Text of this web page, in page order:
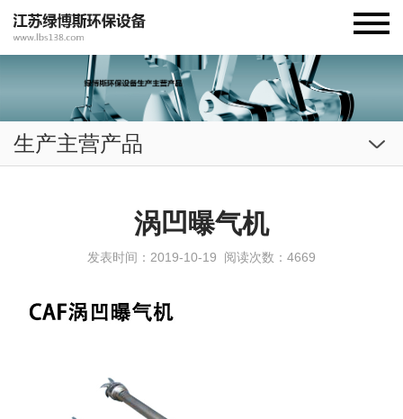
生产主营产品
涡凹曝气机
发表时间：2019-10-19 阅读次数：4669